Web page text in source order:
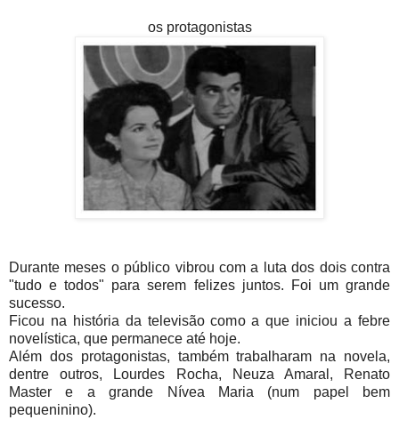
os protagonistas
Durante meses o público vibrou com a luta dos dois contra
"tudo e todos" para serem felizes juntos. Foi um grande
sucesso.
Ficou na história da televisão como a que iniciou a febre
novelística, que permanece até hoje.
Além dos protagonistas, também trabalharam na novela,
dentre outros, Lourdes Rocha, Neuza Amaral, Renato
Master e a grande Nívea Maria (num papel bem
pequeninino).